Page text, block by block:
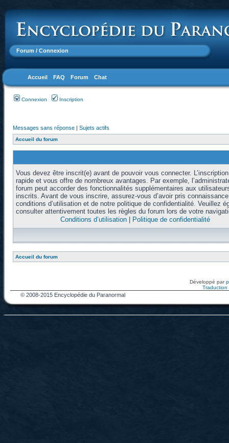
Forum / Connexion
Accueil FAQ Forum Chat
Connexion Inscription
Messages sans réponse | Sujets actifs
Accueil du forum
Vous devez être inscrit(e) avant de pouvoir vous connecter.
rapide et vous offre de nombreux avantages. Par exemple,
forum peut accorder des fonctionnalités supplémentaires aux
inscrits. Avant de vous inscrire, assurez-vous d’avoir pris
conditions d’utilisation et de notre politique de confidentialité. Veuillez
consulter attentivement toutes les règles du forum lors de votre
Conditions d’utilisation| Politique de confidentialité
Accueil du forum
Développé par
Traduction
© 2008-2015 Encyclopédie du Paranormal